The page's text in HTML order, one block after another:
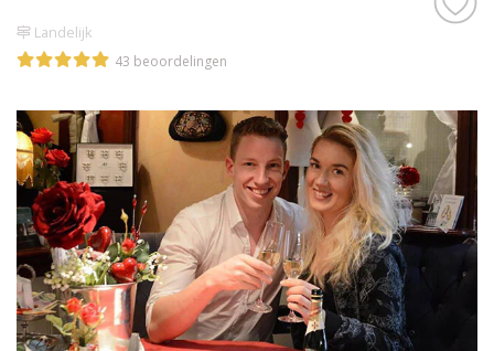
de ring het unieke karakter van jullie relatie
weerspiegelt.
Op deze pagina vind je een compleet
aanbod van juweliers en goudsmeden uit
Nederland.
Landelijk
43 beoordelingen